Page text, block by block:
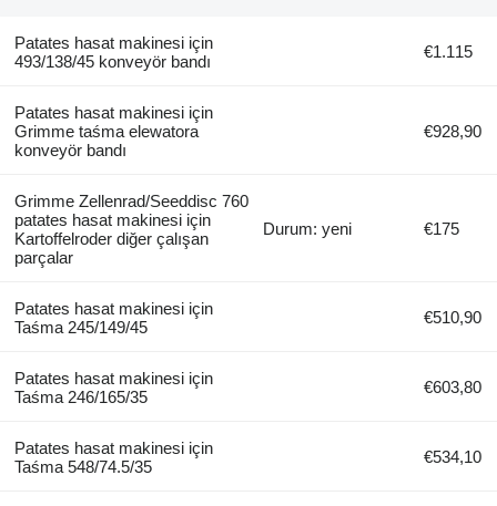
Patates hasat makinesi için
493/138/45 konveyör bandı
€1.115
Patates hasat makinesi için
Grimme taśma elewatora
konveyör bandı
€928,90
Grimme Zellenrad/Seeddisc 760
patates hasat makinesi için
Kartoffelroder diğer çalışan
parçalar
Durum: yeni €175
Patates hasat makinesi için
Taśma 245/149/45
€510,90
Patates hasat makinesi için
Taśma 246/165/35
€603,80
Patates hasat makinesi için
Taśma 548/74.5/35
€534,10